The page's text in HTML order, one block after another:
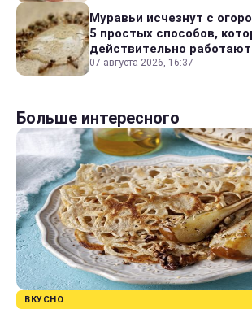
Муравьи исчезнут с
5 простых способов,
действительно работают
07 августа 2026, 16:37
Больше интересного
ВКУСНО